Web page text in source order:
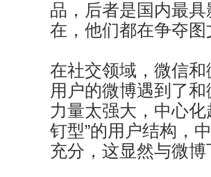
品，后者是国内最
在，他们都在争夺
在社交领域，微信
用户的微博遇到了
力量太强大，中心
钉型”的用户结构，
充分，这显然与微